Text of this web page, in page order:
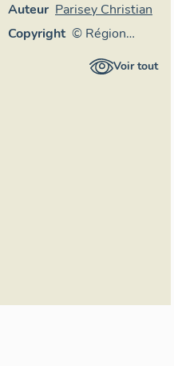
Auteur Parisey Christian
Copyright © Région
Auvergne-Voir tout